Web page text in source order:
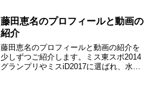
想像できない、迫力満点の88cmのFカッ
プバストが大胆に揺れます。小さめのビ
キニ、セクシーすぎるランジェリーにも
注目！生年月日:1996年6月16日／星座:ふ
たご座／サイズ:T160／B88（F）／W57
／H86／趣味:下着集め、カジノ、食べる
藤田恵名のプロフィールと動画の
紹介
藤田恵名のプロフィールと動画の紹介を
少しずつご紹介します。ミス東スポ2014
グランプリやミスiD2017に選ばれ、水着